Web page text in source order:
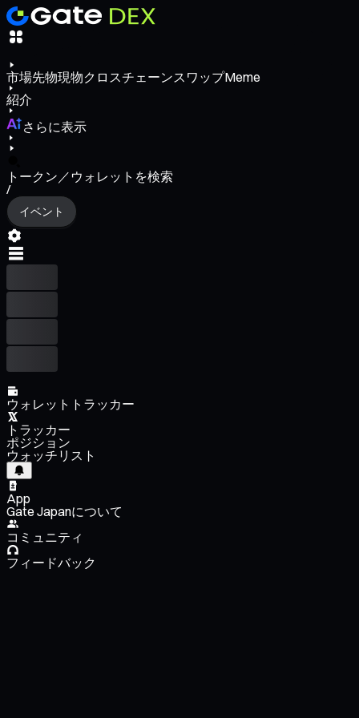
市場先物現物クロスチェーンスワップMeme
紹介
さらに表示
トークン／ウォレットを検索
/
イベント
ウォレットトラッカー
トラッカー
ポジション
ウォッチリスト
App
Gate Japanについて
コミュニティ
フィードバック